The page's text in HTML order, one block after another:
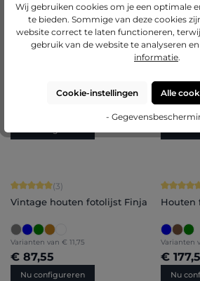
Varianten van€ 16,50 Varianten
€
Gemiddelde waardering van 5 van 5 sterren
(3)
Vintage houten fotolijst Finja
Varianten van € 11,75
€ 87,55
Nu configureren
Houten
Varianten
€
Nu
Wij gebruiken cookies om je een optimale
te bieden. Sommige van deze cookies
website correct te laten functioneren,
gebruik van de website te analyseren
informatie.
Cookie-instellingen Alle
-